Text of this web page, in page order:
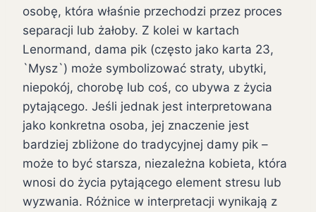
osobę, która właśnie przechodzi przez proces
separacji lub żałoby. Z kolei w kartach
Lenormand, dama pik (często jako karta 23,
`Mysz`) może symbolizować straty, ubytki,
niepokój, chorobę lub coś, co ubywa z życia
pytającego. Jeśli jednak jest interpretowana
jako konkretna osoba, jej znaczenie jest
bardziej zbliżone do tradycyjnej damy pik –
może to być starsza, niezależna kobieta, która
wnosi do życia pytającego element stresu lub
wyzwania. Różnice w interpretacji wynikają z